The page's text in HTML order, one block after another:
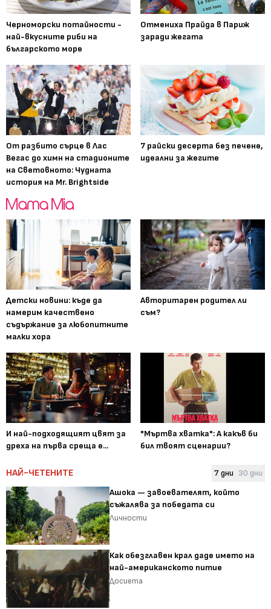
Черноморски потайности -
най-вкусните риби на
българското море
Отмениха Прайда в Париж
заради жегата
От разбито сърце в Лас
Вегас до химн на стадионите
на Световното: Чудната
история на Mr. Brightside
7 райски десерта без печене,
идеални за жегите
Детски новини: къде да
намерим качествено
съдържание за любопитните
малки хора
Авторитарен родител ли
съм?
И най-подходящият цвят за
дреха на първа среща е...
"Мъртва хватка": А какъв би
бил твоят сценарии?
НАЙ-ЧЕТЕНИТЕ 7 дни 30 дни
Ашока — завоевателят, който
съжалява за победата си
Личности
Как обезглавен крал даде името на
най-американското питие
Досиета